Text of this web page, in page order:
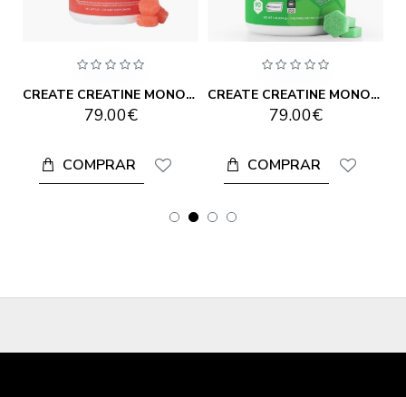
CREATE CREATINE MONOHYDRATE GUMMIES SOUR CHERRY 90 GUMMIES
79.00€
COMPRAR
CREATE CREATINE MONOHYDRATE GUMMIES SOUR GREEN APPLE 90 GUMMIES
79.00€
COMPRAR